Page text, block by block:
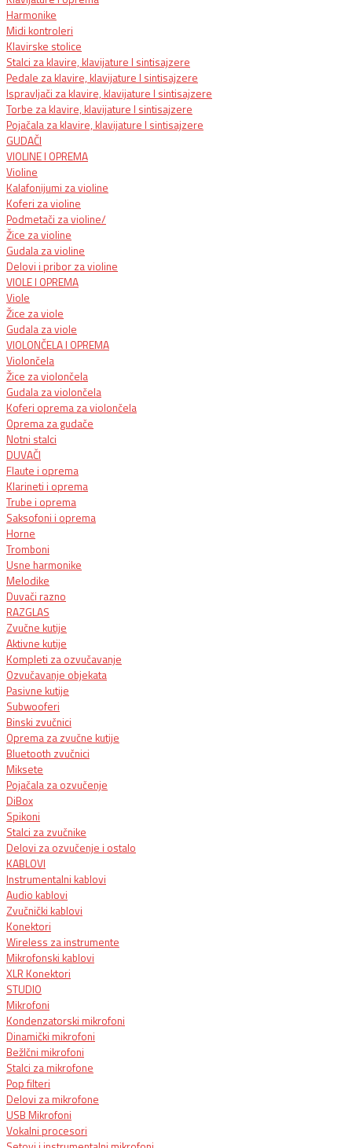
Harmonike
Midi kontroleri
Klavirske stolice
Stalci za klavire, klavijature I sintisajzere
Pedale za klavire, klavijature I sintisajzere
Ispravljači za klavire, klavijature I sintisajzere
Torbe za klavire, klavijature I sintisajzere
Pojačala za klavire, klavijature I sintisajzere
GUDAČI
VIOLINE I OPREMA
Violine
Kalafonijumi za violine
Koferi za violine
Podmetači za violine/
Žice za violine
Gudala za violine
Delovi i pribor za violine
VIOLE I OPREMA
Viole
Žice za viole
Gudala za viole
VIOLONČELA I OPREMA
Violončela
Žice za violončela
Gudala za violončela
Koferi oprema za violončela
Oprema za gudače
Notni stalci
DUVAČI
Flaute i oprema
Klarineti i oprema
Trube i oprema
Saksofoni i oprema
Horne
Tromboni
Usne harmonike
Melodike
Duvači razno
RAZGLAS
Zvučne kutije
Aktivne kutije
Kompleti za ozvučavanje
Ozvučavanje objekata
Pasivne kutije
Subwooferi
Binski zvučnici
Oprema za zvučne kutije
Bluetooth zvučnici
Miksete
Pojačala za ozvučenje
DiBox
Spikoni
Stalci za zvučnike
Delovi za ozvučenje i ostalo
KABLOVI
Instrumentalni kablovi
Audio kablovi
Zvučnički kablovi
Konektori
Wireless za instrumente
Mikrofonski kablovi
XLR Konektori
STUDIO
Mikrofoni
Kondenzatorski mikrofoni
Dinamički mikrofoni
BežIčni mikrofoni
Stalci za mikrofone
Pop filteri
Delovi za mikrofone
USB Mikrofoni
Vokalni procesori